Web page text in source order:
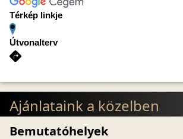
Térkép linkje
Útvonalterv
Ajánlataink a közelben
Bemutatóhelyek